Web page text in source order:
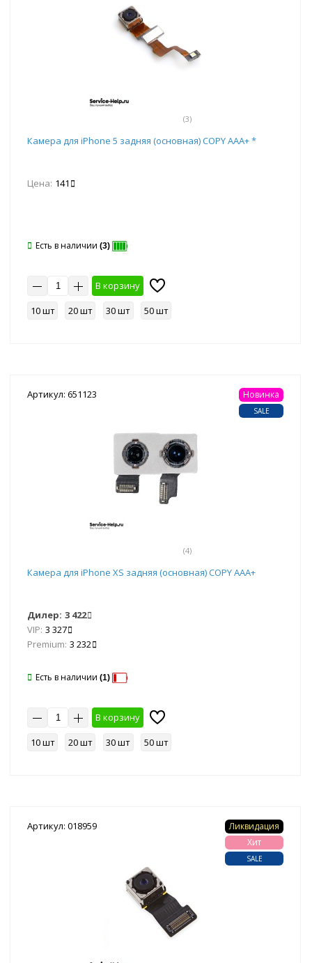
(3)
Камера для iPhone 5 задняя (основная) COPY ААА+ *
Цена: 141
Есть в наличии (3)
В корзину
10 шт
20 шт 30 шт 50 шт
Артикул: 651123
(4)
Новинка
SALE
Камера для iPhone XS задняя (основная) COPY ААА+
Дилер: 3 422
VIP: 3 327
Premium: 3 232
Есть в наличии (1)
В корзину
10 шт
20 шт 30 шт 50 шт
Артикул: 018959
Ликвидация
Хит
SALE